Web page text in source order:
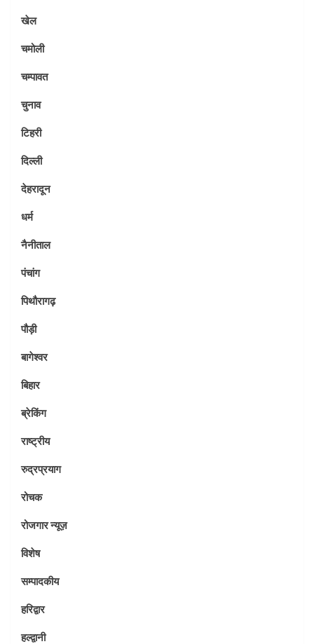
खेल
चमोली
चम्पावत
चुनाव
टिहरी
दिल्ली
देहरादून
धर्म
नैनीताल
पंचांग
पिथौरागढ़
पौड़ी
बागेश्वर
बिहार
ब्रेकिंग
राष्ट्रीय
रुद्रप्रयाग
रोचक
रोजगार न्यूज़
विशेष
सम्पादकीय
हरिद्वार
हल्द्वानी